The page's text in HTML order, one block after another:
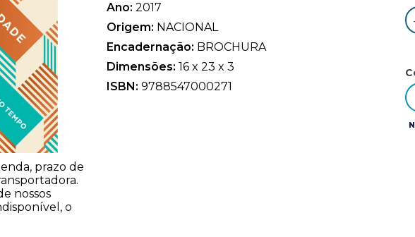
prazo de
nossos
o
Ano: 2017
Origem: NACIONAL
Encadernação: BROCHURA
Dimensões: 16 x 23 x 3
ISBN: 9788547000271